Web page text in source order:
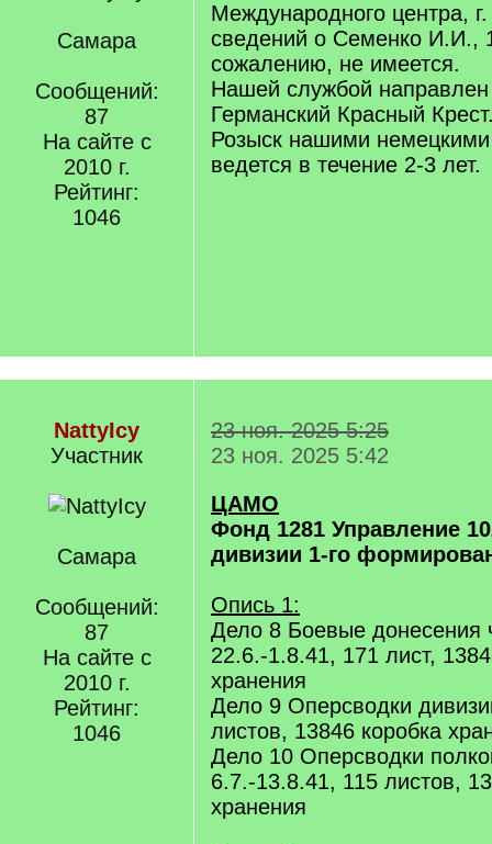
Самара
Сообщений:
87
На сайте с
2010 г.
Рейтинг:
1046
Международного центра,
сведений о Семенко И.И.,
сожалению, не имеется.
Нашей службой направлен
Германский Красный
Розыск нашими
ведется в течение 2-3 лет.
NattyIcy
Участник
Самара
Сообщений:
87
На сайте с
2010 г.
Рейтинг:
1046
23 ноя. 2025 5:25
23 ноя. 2025 5:42
ЦАМО
Фонд 1281 Управление
дивизии 1-го
Опись 1:
Дело 8 Боевые донесения
22.6.-1.8.41, 171 лист,
хранения
Дело 9 Оперсводки
листов, 13846 коробка
Дело 10 Оперсводки
6.7.-13.8.41, 115 листов,
хранения